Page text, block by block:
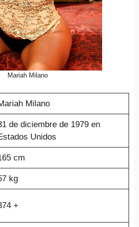
Mariah Milano
Milano
de diciembre de 1979 en
Unidos
cm
kg
+